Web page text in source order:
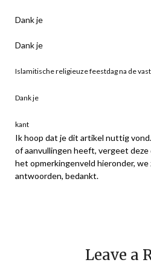
Dank je
Dank je
Islamitische religieuze feestdag na de
Dank je
kant
Ik hoop dat je dit artikel nuttig
of aanvullingen heeft, vergeet
het opmerkingenveld hieronder, we
antwoorden, bedankt.
Leave a